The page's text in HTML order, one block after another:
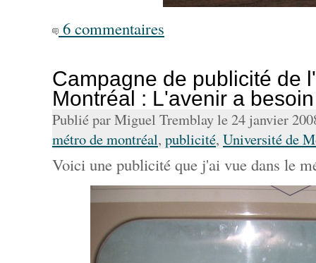
6 commentaires
Campagne de publicité de
Montréal : L'avenir a
Publié par Miguel Tremblay le 24 janvier
métro de montréal, publicité, Université de
Voici une publicité que j'ai vue dans le